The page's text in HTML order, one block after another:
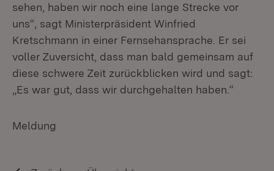
sehen, haben wir noch eine lange Strecke vor
uns“, sagt Ministerpräsident Winfried
Kretschmann in einer Fernsehansprache. Er sei
voller Zuversicht, dass man bald gemeinsam auf
diese schwere Zeit zurückblicken wird und sagt:
„Es war gut, dass wir durchgehalten haben.“
Meldung